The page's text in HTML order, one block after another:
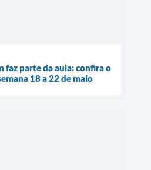
faz parte da aula: confira o
18 a 22 de maio